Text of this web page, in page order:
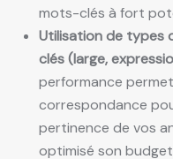
mots-clés à fort
Utilisation de types
clés (large,
performance
correspondance
pertinence de vos
optimisé son